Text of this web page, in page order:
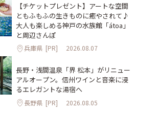
【チケットプレゼント】アートな空間
ともふもふの生きものに癒やされて♪
大人も楽しめる神戸の水族館「átoa」
と周辺さんぽ
兵庫県 [PR] 2026.08.07
長野・浅間温泉「界 松本」がリニュー
アルオープン。信州ワインと音楽に浸
るエレガントな湯宿へ
長野県 [PR] 2026.08.05